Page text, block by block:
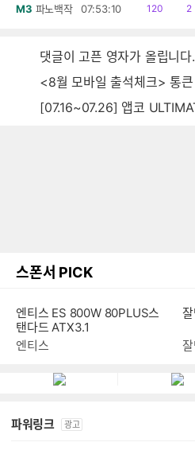
M3 파노백작 07:53:10
읽
120
공
2
댓글이 고픈 영자가 올립니
<8월 모바일 출석체크> 통
[07.16~07.26] 앱코 ULTIMATE GX850
스폰서 PICK
엔티스 ES 800W 80PLUS스
탠다드 ATX3.1
엔티스
파워링크 광고